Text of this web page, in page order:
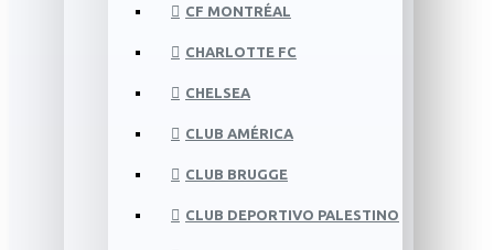
CF MONTRÉAL
CHARLOTTE FC
CHELSEA
CLUB AMÉRICA
CLUB BRUGGE
CLUB DEPORTIVO PALESTINO